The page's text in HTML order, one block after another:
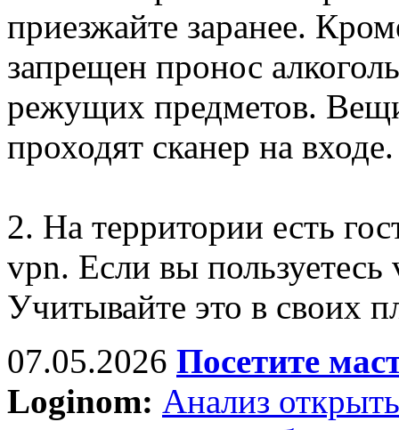
приезжайте заранее.
запрещен пронос
режущих предметов.
проходят сканер на входе.
2. На территории есть
vpn. Если вы
Учитывайте это в своих
07.05.2026 Посетите
Loginom: Анализ